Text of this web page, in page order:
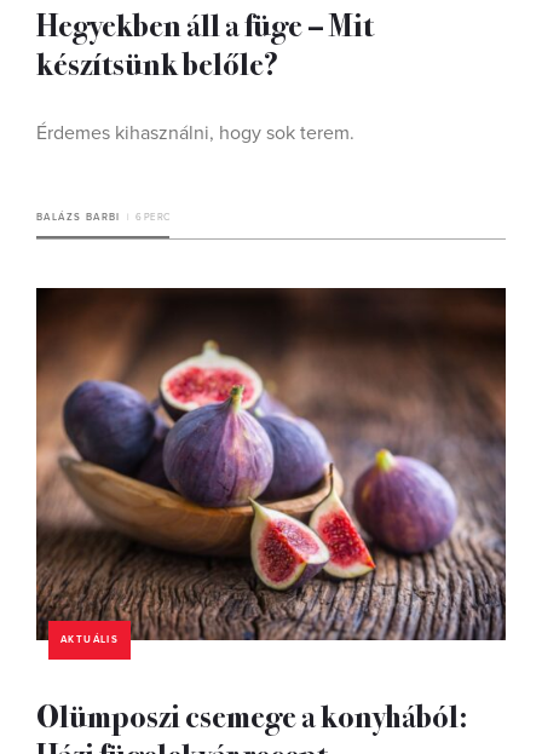
Hegyekben áll a füge – Mit
készítsünk belőle?
Érdemes kihasználni, hogy sok terem.
BALÁZS BARBI 6 PERC
AKTUÁLIS
Olümposzi csemege a konyhából: